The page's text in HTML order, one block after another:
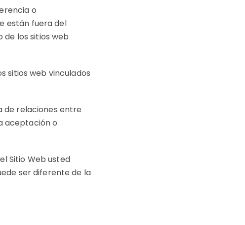
o
están fuera del
los sitios web
sitios web vinculados
de relaciones entre
aceptación o
Sitio Web usted
ser diferente de la